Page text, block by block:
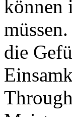
können
die